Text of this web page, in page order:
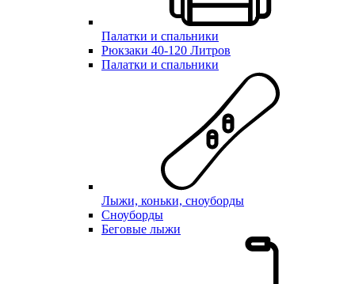
Палатки и спальники
Рюкзаки 40-120 Литров
Палатки и спальники
Лыжи, коньки, сноуборды
Сноуборды
Беговые лыжи